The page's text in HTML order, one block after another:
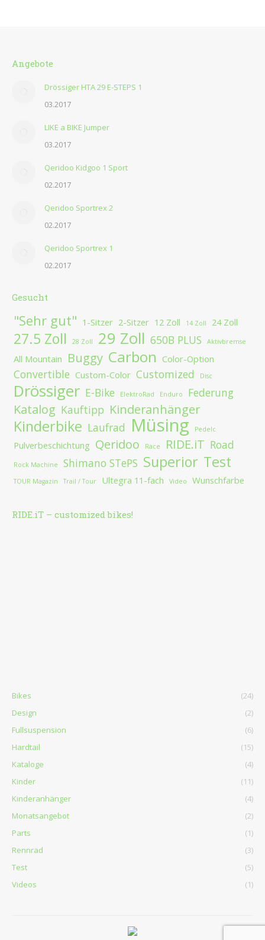
Angebote
Drössiger HTA 29 E-STEPS 1
03.2017
LIKE a BIKE Jumper
03.2017
Qeridoo Kidgoo 1 Sport
02.2017
Qeridoo Sportrex 2
02.2017
Qeridoo Sportrex 1
02.2017
Gesucht
"Sehr gut" 1-Sitzer 2-Sitzer 12 Zoll 14 Zoll 24 Zoll
27.5 Zoll 28 Zoll 29 Zoll 650B PLUS Aktivbremse
All Mountain Buggy Carbon Color-Option
Convertible Custom-Color Customized Disc
Drössiger E-Bike ElektroRad Enduro Federung
Katalog Kauftipp Kinderanhänger
Kinderbike Laufrad Müsing Pedelc
Pulverbeschichtung Qeridoo Race RIDE.iT Road
Rock Machine Shimano STePS Superior Test
TOUR Magazin Trail / Tour Ultegra 11-fach Video Wunschfarbe
RIDE.iT – customized bikes!
Bikes
(24)
Design
(2)
Fullsuspension
(6)
Hardtail
(15)
Kataloge
(4)
Kinder
(11)
Kinderanhänger
(4)
Monatsangebot
(2)
Parts
(1)
Rennrad
(3)
Test
(5)
Videos
(1)